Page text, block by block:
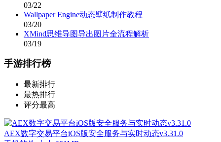
03/22
Wallpaper Engine动态壁纸制作教程
03/20
XMind思维导图导出图片全流程解析
03/19
手游排行榜
最新排行
最热排行
评分最高
AEX数字交易平台iOS版安全服务与实时动态v3.31.0